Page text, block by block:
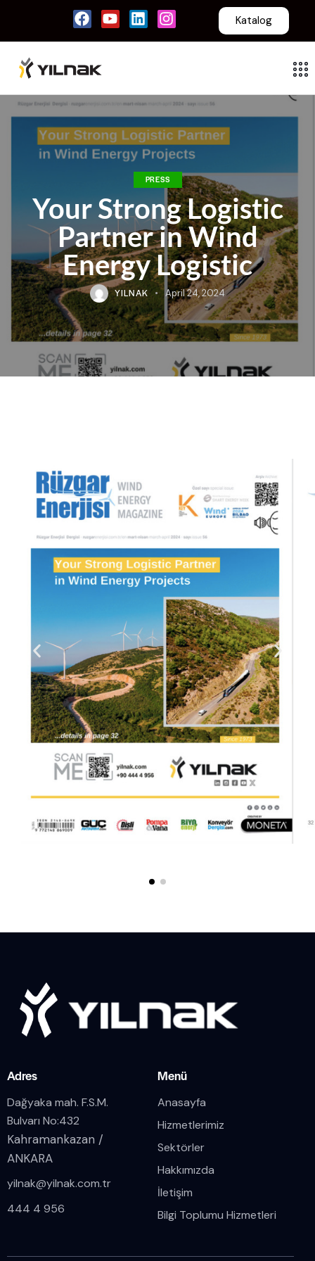
Katalog
PRESS
Your Strong Logistic
Partner in Wind
Energy Logistic
YILNAK April 24, 2024
Adres
Dağyaka mah. F.S.M.
Bulvarı No:432
Kahramankazan /
ANKARA
yilnak@yilnak.com.tr
444 4 956
Menü
Anasayfa
Hizmetlerimiz
Sektörler
Hakkımızda
İletişim
Bilgi Toplumu Hizmetleri